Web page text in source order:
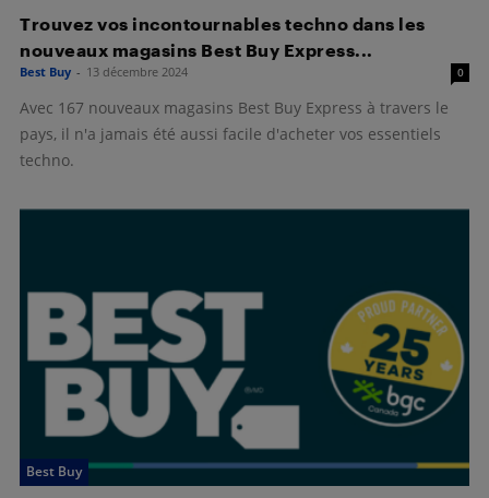
Trouvez vos incontournables techno dans les
nouveaux magasins Best Buy Express...
Best Buy - 13 décembre 2024 0
Avec 167 nouveaux magasins Best Buy Express à travers le
pays, il n'a jamais été aussi facile d'acheter vos essentiels
techno.
Best Buy